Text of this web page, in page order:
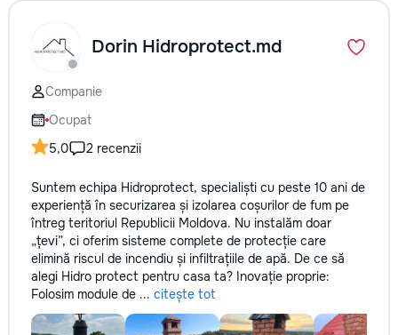
Dorin Hidroprotect.md
Companie
Ocupat
5,0
2 recenzii
Suntem echipa Hidroprotect, specialiști cu peste 10 ani de
experiență în securizarea și izolarea coșurilor de fum pe
întreg teritoriul Republicii Moldova. Nu instalăm doar
„țevi”, ci oferim sisteme complete de protecție care
elimină riscul de incendiu și infiltrațiile de apă. De ce să
alegi Hidro protect pentru casa ta? Inovație proprie:
Folosim module de ... citește tot